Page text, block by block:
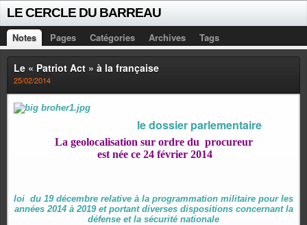
LE CERCLE DU BARREAU
Notes Pages Catégories Archives Tags
Le « Patriot Act » à la française
25/02/2014
le dossier parlementaire
La geolocalisation sur ordre du procureur
est née ce 24 février 2014
loi du 19 décembre relative à la programmation militaire pour les
années 2014 à 2019 et portant diverses dispositions concernant la
défense et la sécurité nationale